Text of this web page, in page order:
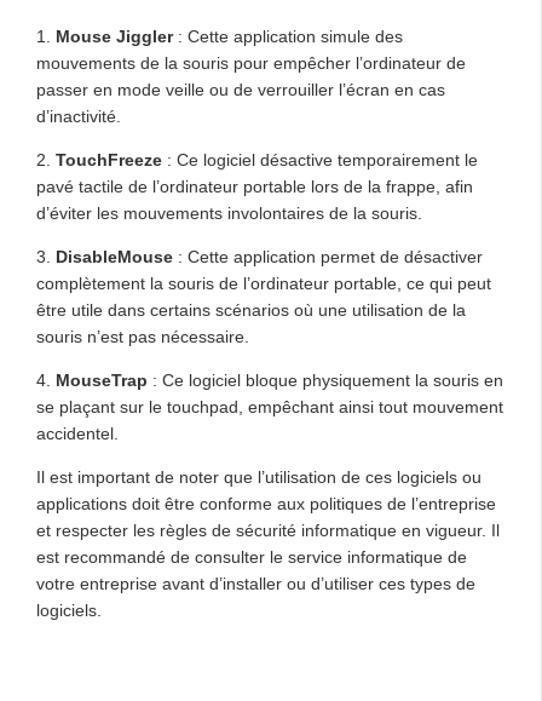
1. Mouse Jiggler: Cette application simule des
mouvements de la souris pour empêcher l’ordinateur de
passer en mode veille ou de verrouiller l’écran en cas
d’inactivité.
2. TouchFreeze : Ce logiciel désactive temporairement le
pavé tactile de l’ordinateur portable lors de la frappe, afin
d’éviter les mouvements involontaires de la souris.
3. DisableMouse : Cette application permet de désactiver
complètement la souris de l’ordinateur portable, ce qui peut
être utile dans certains scénarios où une utilisation de la
souris n’est pas nécessaire.
4. MouseTrap : Ce logiciel bloque physiquement la souris en
se plaçant sur le touchpad, empêchant ainsi tout mouvement
accidentel.
Il est important de noter que l’utilisation de ces logiciels ou
applications doit être conforme aux politiques de l’entreprise
et respecter les règles de sécurité informatique en vigueur. Il
est recommandé de consulter le service informatique de
votre entreprise avant d’installer ou d’utiliser ces types de
logiciels.